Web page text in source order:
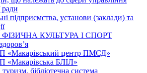
ради
підприємства, установи (заклади) та
ФІЗИЧНА КУЛЬТУРА І СПОРТ
«Макарівський центр ПМСД»
«Макарівська БЛІЛ»
бібліотечна система